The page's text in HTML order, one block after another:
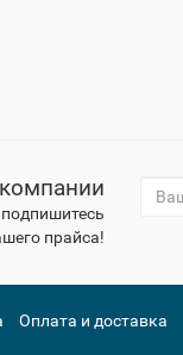
прайса!
Оплата и доставка